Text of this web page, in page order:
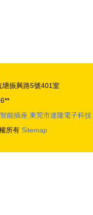
振興路5號401室
能插座 東莞市達隆電子科技
所有 Sitemap